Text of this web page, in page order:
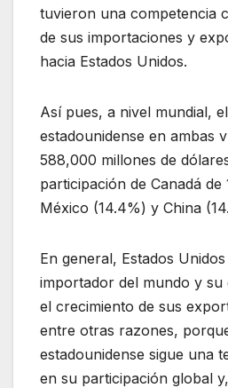
tuvieron una competencia
de sus importaciones y
hacia Estados Unidos.
Así pues, a nivel mundial,
estadounidense en ambas
588,000 millones de
participación de Canadá
México (14.4%) y China
En general, Estados
importador del mundo y su
el crecimiento de sus
entre otras razones,
estadounidense sigue una
en su participación global